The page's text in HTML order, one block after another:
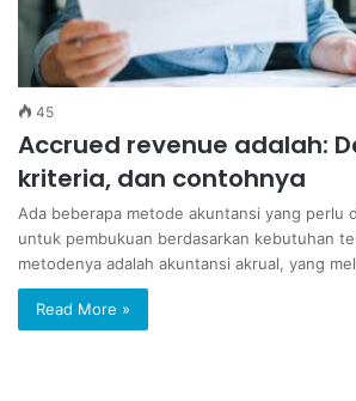
45
Accrued revenue adalah:
kriteria, dan contohnya
Ada beberapa metode akuntansi yang perlu
untuk pembukuan berdasarkan kebutuhan
metodenya adalah akuntansi akrual, yang
Read More »